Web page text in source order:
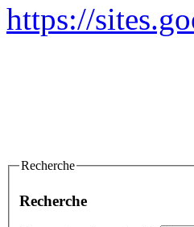
https://
Recherche
Recherche